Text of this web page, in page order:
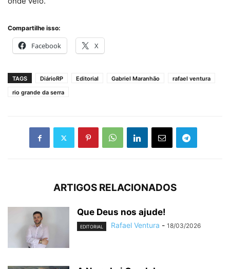
Compartilhe isso:
Facebook X
TAGS DiárioRP Editorial Gabriel Maranhão
rafael ventura
rio grande da serra
ARTIGOS RELACIONADOS
Que Deus nos ajude!
EDITORIAL Rafael Ventura - 18/03/2026